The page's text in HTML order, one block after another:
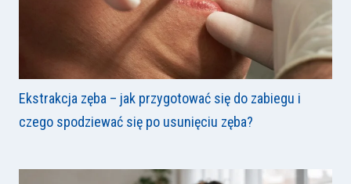
Ekstrakcja zęba – jak przygotować się do zabiegu i
czego spodziewać się po usunięciu zęba?